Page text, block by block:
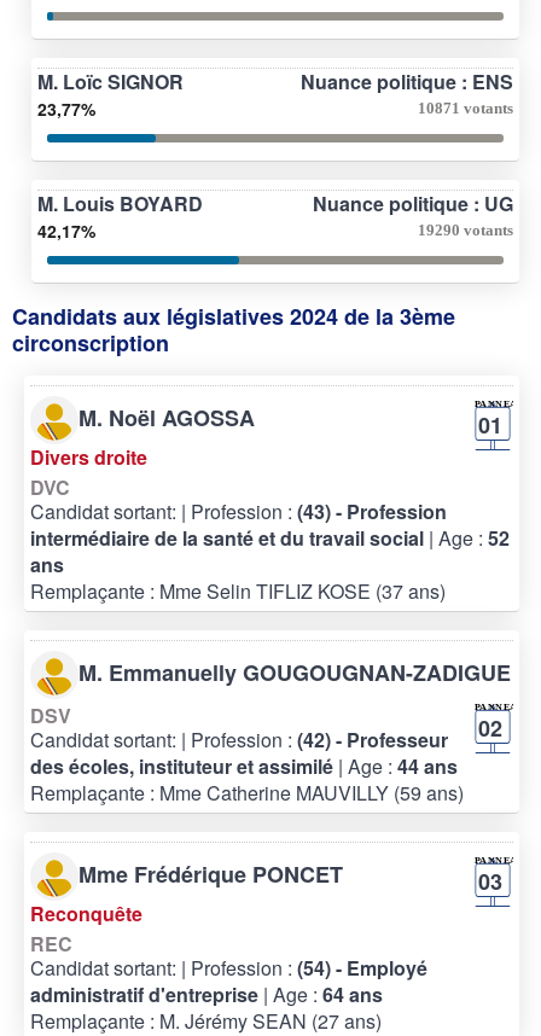
M. Loïc SIGNOR Nuance politique : ENS
23,77% 10871 votants
M. Louis BOYARD Nuance politique : UG
42,17% 19290 votants
Candidats aux législatives 2024 de la 3ème
circonscription
M. Noël AGOSSA 01
Divers droite
DVC
Candidat sortant: | Profession : (43) - Profession
intermédiaire de la santé et du travail social | Age : 52
ans
Remplaçante : Mme Selin TIFLIZ KOSE (37 ans)
M. Emmanuelly GOUGOUGNAN-ZADIGUE
02
DSV
Candidat sortant: | Profession : (42) - Professeur
des écoles, instituteur et assimilé | Age : 44 ans
Remplaçante : Mme Catherine MAUVILLY (59 ans)
Mme Frédérique PONCET 03
Reconquête
REC
Candidat sortant: | Profession : (54) - Employé
administratif d'entreprise | Age : 64 ans
Remplaçante : M. Jérémy SEAN (27 ans)